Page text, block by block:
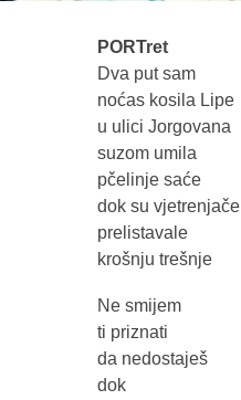
PORTret
Dva put sam
noćas kosila Lipe
u ulici Jorgovana
suzom umila
pčelinje saće
dok su vjetrenjače
prelistavale
krošnju trešnje
Ne smijem
ti priznati
da nedostaješ
dok